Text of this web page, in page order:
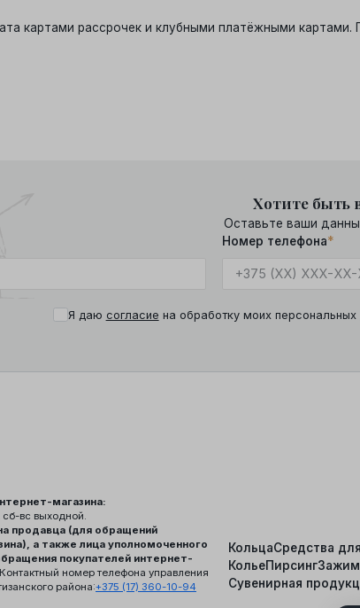
картами рассрочек и клубными платёжными
Хотите быть
Оставьте ваши
Номер телефона*
Я даю согласие на обработку моих
магазина:
вс выходной.
продавца (для обращений
а также лица уполномоченного
покупателей интернет-
. Контактный номер телефона управления
района:+375 (17) 360-10-94
КольцаСредства
КольеПирсинг
Сувенирная